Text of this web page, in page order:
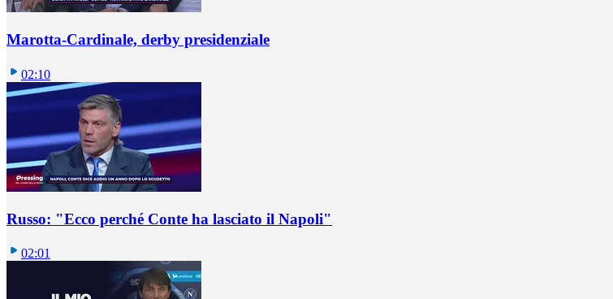
Marotta-Cardinale, derby presidenziale
02:10
Russo: "Ecco perché Conte ha lasciato il Napoli"
02:01